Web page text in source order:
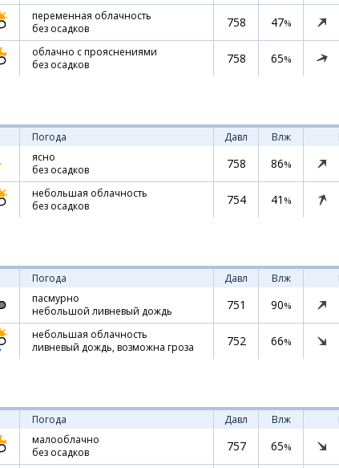
переменная облачность
без осадков
758 47%
облачно с прояснениями
без осадков
758 65%
Погода Давл Влж
ясно
без осадков
758 86%
небольшая облачность
без осадков
754 41 %
Погода Давл Влж
пасмурно
небольшой ливневый дождь
751 90%
небольшая облачность
ливневый дождь, возможна гроза
752 66%
Погода Давл Влж
малооблачно
без осадков
757 65%